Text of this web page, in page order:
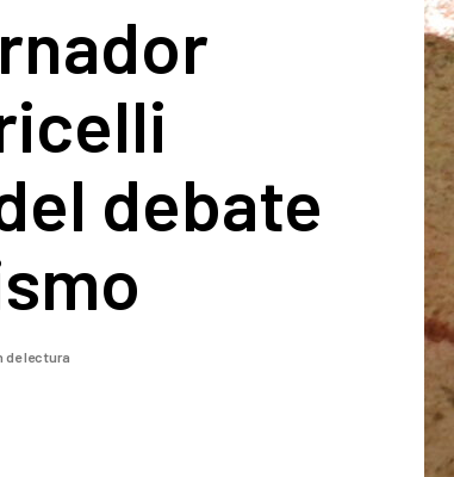
debate
de lectura